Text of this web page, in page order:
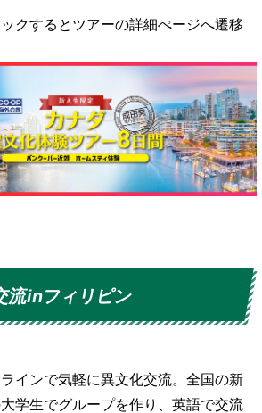
クするとツアーの詳細ぺージへ遷移
流inフィリピン
インで気軽に異文化交流。全国の新
学生でグループを作り、英語で交流